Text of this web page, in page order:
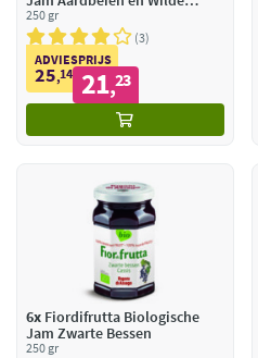
Aardbeien
250 gr
3
ADVIESPRIJS
25,14 21,23
6x Fiordifrutta Biologische
Jam Zwarte Bessen
250 gr